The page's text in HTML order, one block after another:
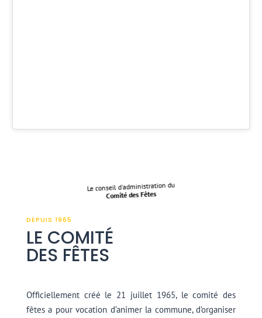
Le conseil d'administration du
Comité des Fêtes
DEPUIS 1965
LE COMITÉ
DES FÊTES
Officiellement créé le 21 juillet 1965, le comité des
fêtes a pour vocation d’animer la commune, d’organiser